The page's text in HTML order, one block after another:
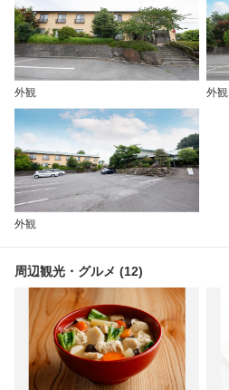
外観 外観
外観
周辺観光・グルメ (12)